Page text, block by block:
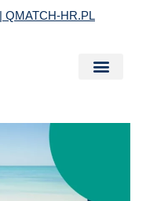
QMATCH-HR.PL